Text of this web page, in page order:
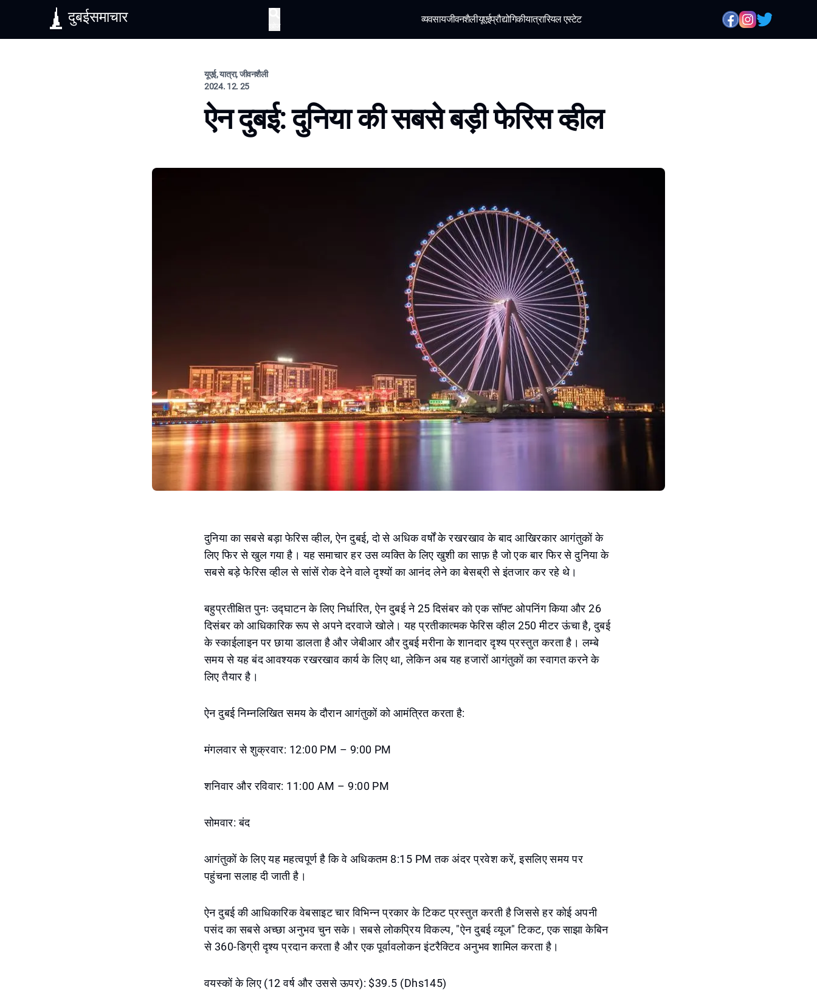
दुबईसमाचार व्यवसायजीवनशैलीयूएईप्रौद्योगिकीयात्रारियल एस्टेट
यूएई, यात्रा, जीवनशैली
2024. 12. 25
ऐन दुबई: दुनिया की सबसे बड़ी फेरिस व्हील
दुनिया का सबसे बड़ा फेरिस व्हील, ऐन दुबई, दो से अधिक वर्षों के रखरखाव के बाद आखिरकार आगंतुकों के
लिए फिर से खुल गया है। यह समाचार हर उस व्यक्ति के लिए खुशी का साफ़ है जो एक बार फिर से दुनिया के
सबसे बड़े फेरिस व्हील से सांसें रोक देने वाले दृश्यों का आनंद लेने का बेसब्री से इंतजार कर रहे थे।
बहुप्रतीक्षित पुनः उद्घाटन के लिए निर्धारित, ऐन दुबई ने 25 दिसंबर को एक सॉफ्ट ओपनिंग किया और 26
दिसंबर को आधिकारिक रूप से अपने दरवाजे खोले। यह प्रतीकात्मक फेरिस व्हील 250 मीटर ऊंचा है, दुबई
के स्काईलाइन पर छाया डालता है और जेबीआर और दुबई मरीना के शानदार दृश्य प्रस्तुत करता है। लम्बे
समय से यह बंद आवश्यक रखरखाव कार्य के लिए था, लेकिन अब यह हजारों आगंतुकों का स्वागत करने के
लिए तैयार है।
ऐन दुबई निम्नलिखित समय के दौरान आगंतुकों को आमंत्रित करता है:
मंगलवार से शुक्रवार: 12:00 PM – 9:00 PM
शनिवार और रविवार: 11:00 AM – 9:00 PM
सोमवार: बंद
आगंतुकों के लिए यह महत्वपूर्ण है कि वे अधिकतम 8:15 PM तक अंदर प्रवेश करें, इसलिए समय पर
पहुंचना सलाह दी जाती है।
ऐन दुबई की आधिकारिक वेबसाइट चार विभिन्न प्रकार के टिकट प्रस्तुत करती है जिससे हर कोई अपनी
पसंद का सबसे अच्छा अनुभव चुन सके। सबसे लोकप्रिय विकल्प, "ऐन दुबई व्यूज" टिकट, एक साझा केबिन
से 360-डिग्री दृश्य प्रदान करता है और एक पूर्वावलोकन इंटरैक्टिव अनुभव शामिल करता है।
वयस्कों के लिए (12 वर्ष और उससे ऊपर): $39.5 (Dhs145)